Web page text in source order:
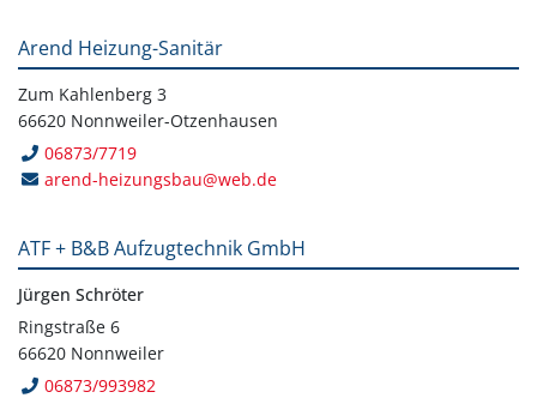
Arend Heizung-Sanitär
Zum Kahlenberg 3
66620 Nonnweiler-Otzenhausen
06873/7719
arend-heizungsbau@web.de
ATF + B&B Aufzugtechnik GmbH
Jürgen Schröter
Ringstraße 6
66620 Nonnweiler
06873/993982